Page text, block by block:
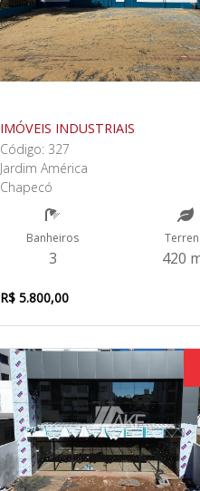
IMÓVEIS INDUSTRIAIS
Código: 327
Jardim América
Chapecó
Banheiros
3 420
R$ 5.800,00